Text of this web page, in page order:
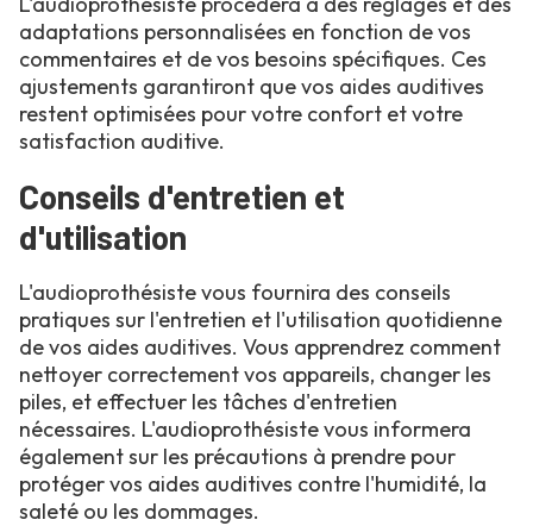
adaptations personnalisées en fonction de vos
commentaires et de vos besoins spécifiques. Ces
ajustements garantiront que vos aides auditives
restent optimisées pour votre confort et votre
satisfaction auditive.
Conseils d'entretien et
d'utilisation
L'audioprothésiste vous fournira des conseils
pratiques sur l'entretien et l'utilisation quotidienne
de vos aides auditives. Vous apprendrez comment
nettoyer correctement vos appareils, changer les
piles, et effectuer les tâches d'entretien
nécessaires. L'audioprothésiste vous informera
également sur les précautions à prendre pour
protéger vos aides auditives contre l'humidité, la
saleté ou les dommages.